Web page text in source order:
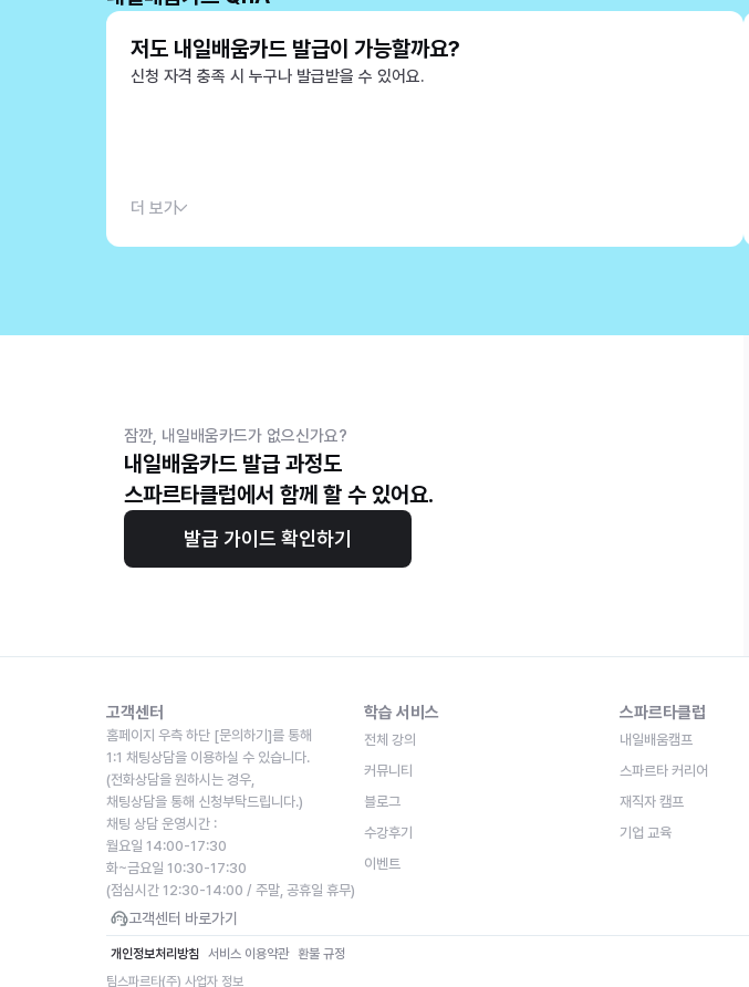
저도 내일배움카드 발급이 가능할까요?
신청 자격 충족 시 누구나 발급받을 수 있어요.
더 보기
잠깐, 내일배움카드가 없으신가요?
내일배움카드 발급 과정도
스파르타클럽에서 함께 할 수 있어요.
발급 가이드 확인하기
고객센터
홈페이지 우측 하단 [문의하기]를 통해
1:1 채팅상담을 이용하실 수 있습니다.
(전화상담을 원하시는 경우,
채팅상담을 통해 신청부탁드립니다.)
채팅 상담 운영시간 :
월요일 14:00-17:30
화~금요일 10:30-17:30
(점심시간 12:30-14:00 / 주말, 공휴일 휴무)
고객센터 바로가기
학습 서비스
전체 강의
커뮤니티
블로그
수강후기
이벤트
스파르타클럽
내일배움캠프
스파르타 커리어
재직자 캠프
기업 교육
개인정보처리방침 서비스 이용약관
환불 규정
팀스파르타(주) 사업자 정보